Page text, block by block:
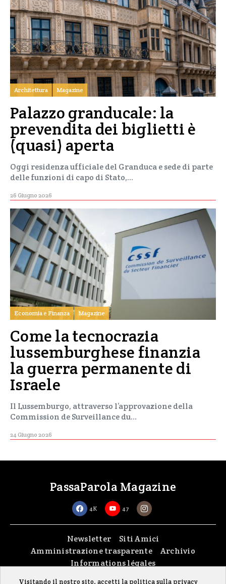
Architettura Magazine
Palazzo granducale: la
prevendita dei biglietti è
(quasi) aperta
Oggi residenza ufficiale del Granduca e sede di parte
delle funzioni di capo di Stato,…
26 Giugno 2026
Economia e Finanza Magazine
Come la tecnocrazia
lussemburghese finanzia
la guerra permanente di
Israele
Il Lussemburgo, attraverso l’approvazione della
Commission de Surveillance du…
24 Giugno 2026
PassaParola Magazine
4K 47
Newsletter
Siti Amici
Amministrazione trasparente
Archivio
Informations légales
Copyright © 2026passaparola asbl| Made with passion byfontana.lu
Visitando il nostro sito, accetti la politica sulla privacy